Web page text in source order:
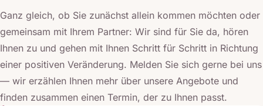
Ganz gleich, ob Sie zunächst allein kommen möchten oder
gemeinsam mit Ihrem Partner: Wir sind für Sie da, hören
Ihnen zu und gehen mit Ihnen Schritt für Schritt in Richtung
einer positiven Veränderung. Melden Sie sich gerne bei uns
— wir erzählen Ihnen mehr über unsere Angebote und
finden zusammen einen Termin, der zu Ihnen passt.